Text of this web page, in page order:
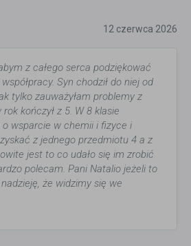
12 czerwca 2026
z całego serca podziękować
Syn chodził do niej od
tylko zauważyłam problemy z
kończył z 5. W 8 klasie
o wsparcie w chemii i fizyce i
z jednego przedmiotu 4 a z
jest to co udało się im zrobić
polecam. Pani Natalio jeżeli to
że widzimy się we